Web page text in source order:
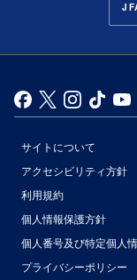
サイトについて
アクセシビリティ方針
利用規約
個人情報保護方針
個人番号及び特定個人
プライバシーポリシー